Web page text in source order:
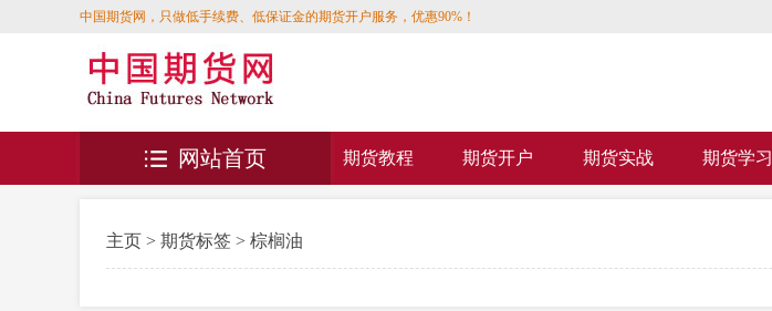
中国期货网，只做低手续费、低保证金的期货开户服务，优惠90%！
期货教程 期货开户 期货实战 期货学习
网站首页
主页 > 期货标签 > 棕榈油